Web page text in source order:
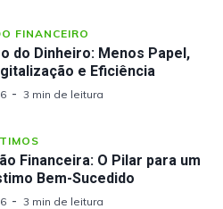
FINANCEIRO
do Dinheiro: Menos Papel,
e Eficiência
3 min de leitura
Financeira: O Pilar para um
Bem-Sucedido
3 min de leitura